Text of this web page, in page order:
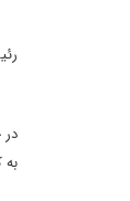
در
به